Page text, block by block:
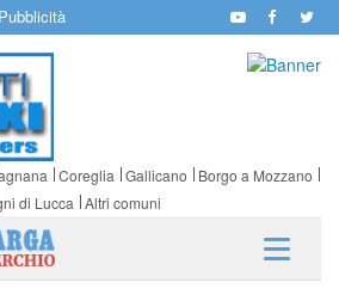
Pubblicità
Coreglia Gallicano
Borgo a Mozzano
di Lucca Altri comuni